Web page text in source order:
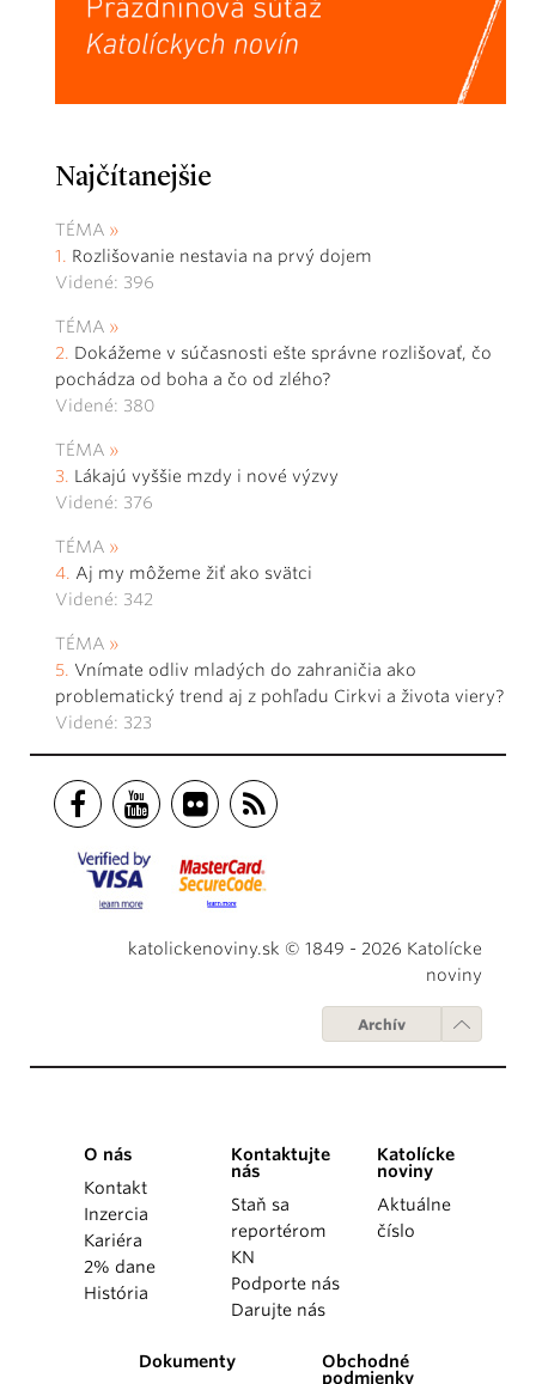
Najčítanejšie
TÉMA
Rozlišovanie nestavia na prvý dojem
Videné: 396
TÉMA
Dokážeme v súčasnosti ešte správne rozlišovať, čo
pochádza od boha a čo od zlého?
Videné: 380
TÉMA
Lákajú vyššie mzdy i nové výzvy
Videné: 376
TÉMA
Aj my môžeme žiť ako svätci
Videné: 342
TÉMA
Vnímate odliv mladých do zahraničia ako
problematický trend aj z pohľadu Cirkvi a života viery?
Videné: 323
katolickenoviny.sk © 1849 - 2026 Katolícke
noviny
Archív
O nás
Kontakt
Inzercia
Kariéra
2% dane
História
Kontaktujte
nás
Staň sa
reportérom
KN
Podporte nás
Darujte nás
Katolícke
noviny
Aktuálne
číslo
Dokumenty
Obchodné
podmienky